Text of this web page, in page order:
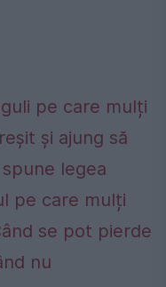
pe care mulți
și ajung să
legea
pe care mulți
se pot pierde
nu